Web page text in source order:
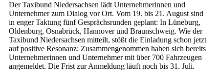
Der Taxibund Niedersachsen lädt Unternehmerinnen und
Unternehmer zum Dialog vor Ort. Vom 19. bis 21. August sind
in enger Taktung fünf Gesprächsrunden geplant: In Lüneburg,
Oldenburg, Osnabrück, Hannover und Braunschweig. Wie der
Taxibund Niedersachsen mitteilt, stößt die Einladung schon jetzt
auf positive Resonanz: Zusammengenommen haben sich bereits
Unternehmerinnen und Unternehmer mit über 700 Fahrzeugen
angemeldet. Die Frist zur Anmeldung läuft noch bis 31. Juli.